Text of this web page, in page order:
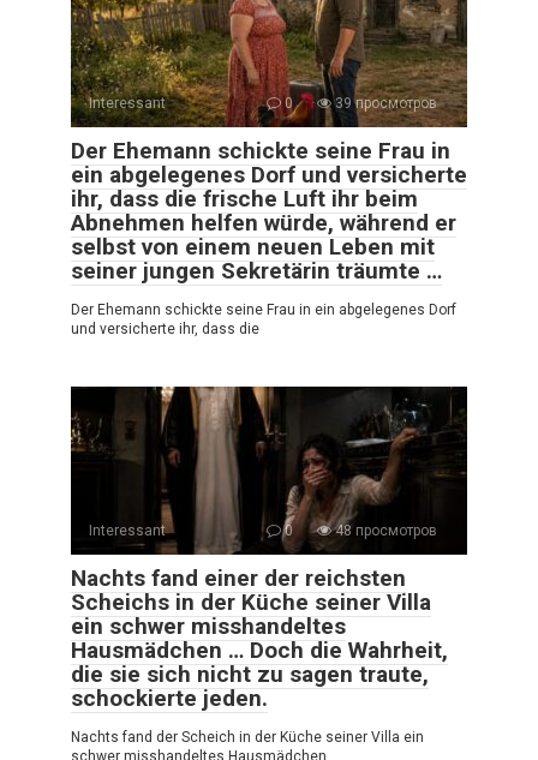
Interessant 0 39 просмотров
Der Ehemann schickte seine Frau in
ein abgelegenes Dorf und versicherte
ihr, dass die frische Luft ihr beim
Abnehmen helfen würde, während er
selbst von einem neuen Leben mit
seiner jungen Sekretärin träumte …
Der Ehemann schickte seine Frau in ein abgelegenes Dorf
und versicherte ihr, dass die
Interessant 0 48 просмотров
Nachts fand einer der reichsten
Scheichs in der Küche seiner Villa
ein schwer misshandeltes
Hausmädchen … Doch die Wahrheit,
die sie sich nicht zu sagen traute,
schockierte jeden.
Nachts fand der Scheich in der Küche seiner Villa ein
schwer misshandeltes Hausmädchen …